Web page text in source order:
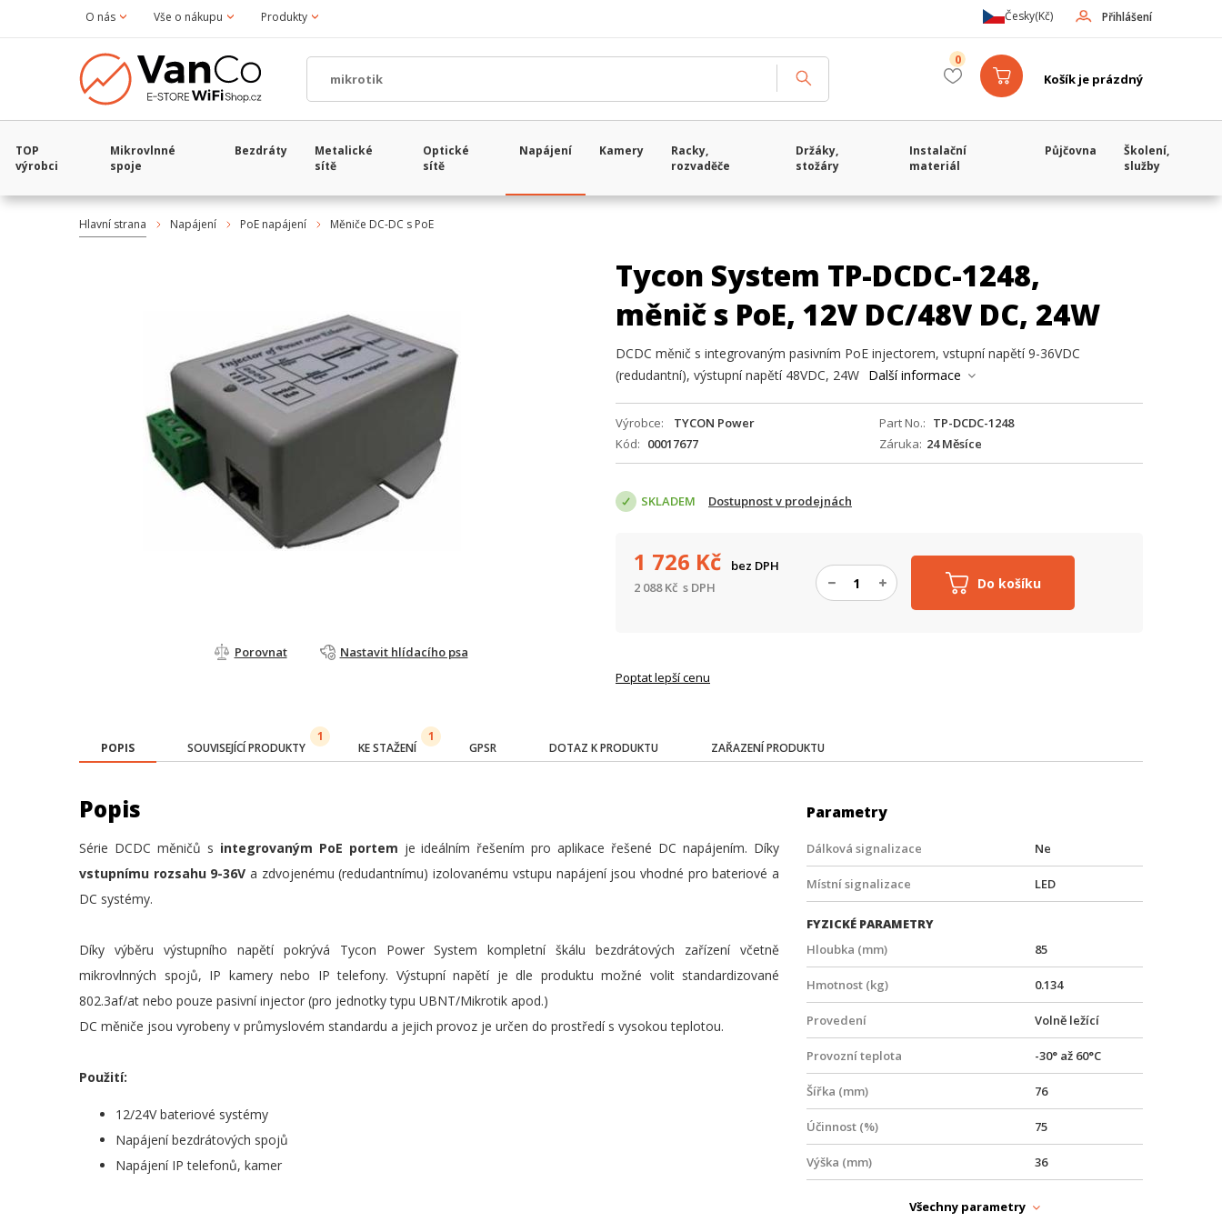
O nás Vše o nákupu Produkty Přihlášení
Česky(Kč)
Košík je prázdný
0
TOP
výrobci
Mikrovlnné
spoje
Bezdráty
Metalické
sítě
Optické
sítě
Napájení Kamery
Racky,
rozvaděče
Držáky,
stožáry
Instalační
materiál
Půjčovna
Školení,
služby
Hlavní strana Napájení PoE napájení Měniče DC-DC s PoE
Porovnat Nastavit hlídacího psa
Tycon System TP-DCDC-1248,
měnič s PoE, 12V DC/48V DC, 24W
DCDC měnič s integrovaným pasivním PoE injectorem, vstupní napětí 9-36VDC
(redudantní), výstupní napětí 48VDC, 24W Další informace
Výrobce TYCON Power Part No.
TP-DCDC-1248
Kód
00017677 Záruka 24 Měsíce
SKLADEM Dostupnost v prodejnách
Do košíku
1 726 Kč
bez DPH
2 088Kč s DPH
Poptat lepší cenu
POPIS SOUVISEJÍCÍ PRODUKTY
1
KE STAŽENÍ
1
GPSR DOTAZ K PRODUKTU ZAŘAZENÍ PRODUKTU
Popis
Série DCDC měničů s integrovaným PoE portem je ideálním řešením pro aplikace řešené DC napájením. Díky
vstupnímu rozsahu 9-36V a zdvojenému (redudantnímu) izolovanému vstupu napájení jsou vhodné pro bateriové a
DC systémy.
Díky výběru výstupního napětí pokrývá Tycon Power System kompletní škálu bezdrátových zařízení včetně
mikrovlnných spojů, IP kamery nebo IP telefony. Výstupní napětí je dle produktu možné volit standardizované
802.3af/at nebo pouze pasivní injector (pro jednotky typu UBNT/Mikrotik apod.)
DC měniče jsou vyrobeny v průmyslovém standardu a jejich provoz je určen do prostředí s vysokou teplotou.
Použití:
12/24V bateriové systémy
Napájení bezdrátových spojů
Napájení IP telefonů, kamer
Parametry
Dálková signalizace Ne
Místní signalizace LED
FYZICKÉ PARAMETRY
Hloubka (mm)
85
Hmotnost (kg) 0.134
Provedení Volně ležící
Provozní teplota -30° až 60°C
Šířka (mm) 76
Účinnost (%) 75
Výška (mm) 36
Všechny parametry